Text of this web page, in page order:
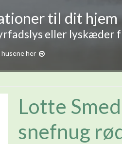
til dit hjem
eller lyskæder
husene her
Lotte
snefnug